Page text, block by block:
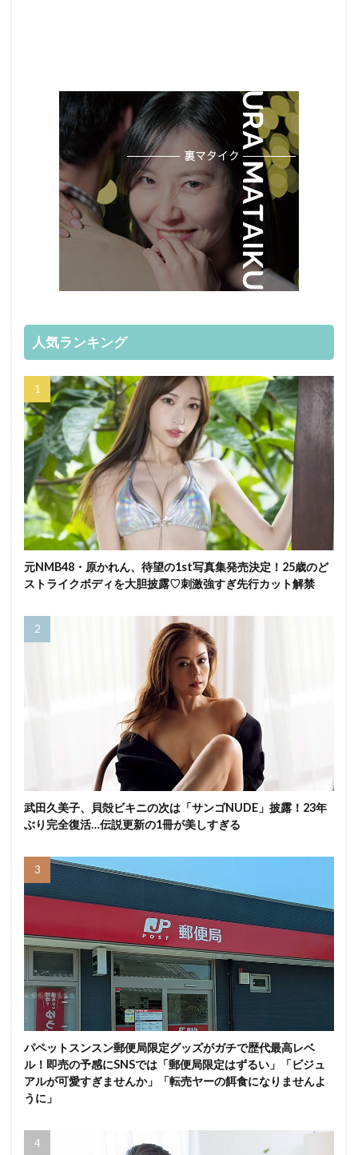
人気ランキング
元NMB48・原かれん、待望の1st写真集発売決定！25歳のど
ストライクボディを大胆披露♡刺激強すぎ先行カット解禁
武田久美子、貝殻ビキニの次は「サンゴNUDE」披露！23年
ぶり完全復活…伝説更新の1冊が美しすぎる
パペットスンスン郵便局限定グッズがガチで歴代最高レベ
ル！即売の予感にSNSでは「郵便局限定はずるい」「ビジュ
アルが可愛すぎませんか」「転売ヤーの餌食になりませんよ
うに」